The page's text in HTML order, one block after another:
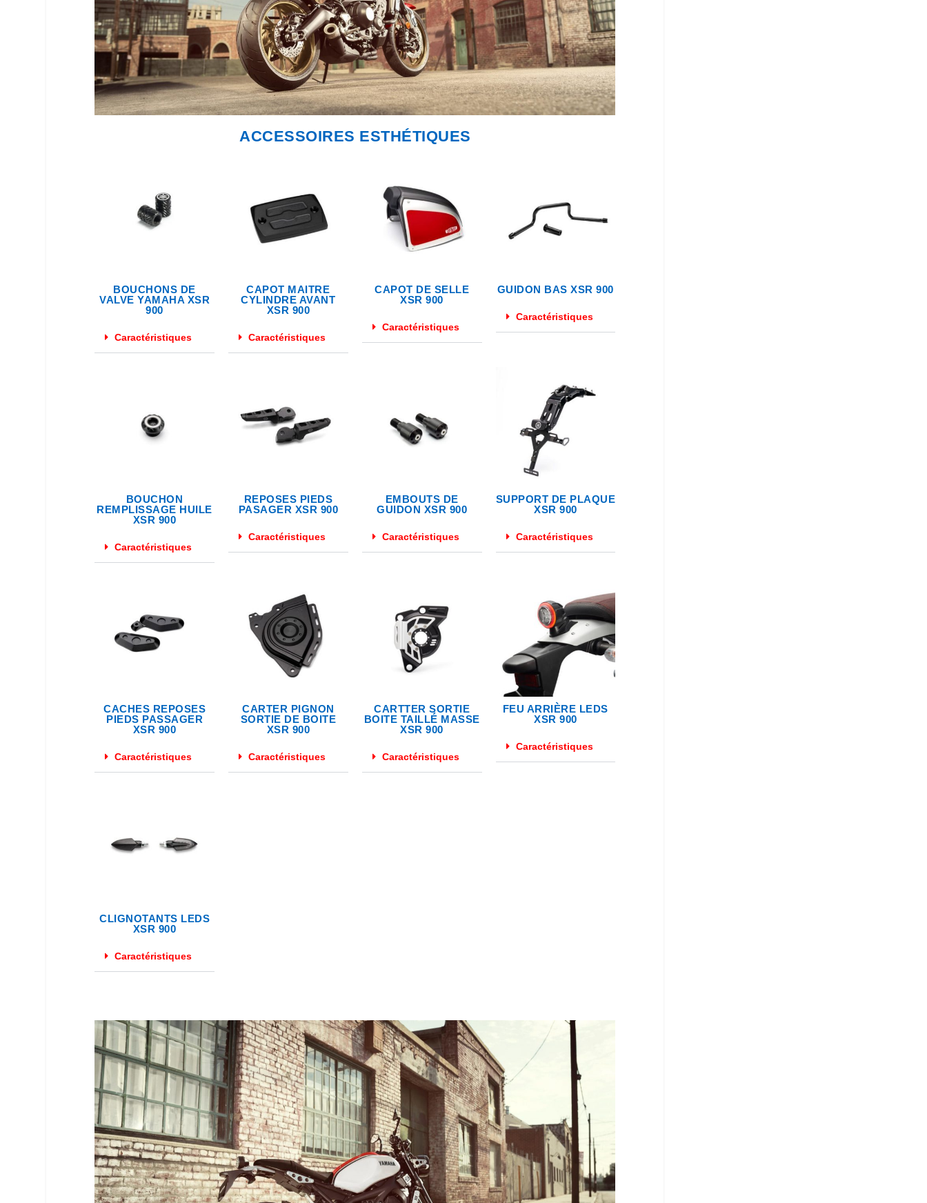
ACCESSOIRES ESTHÉTIQUES
BOUCHONS DE
VALVE YAMAHA XSR
900
Caractéristiques
CAPOT MAITRE
CYLINDRE AVANT
XSR 900
Caractéristiques
CAPOT DE SELLE
XSR 900
Caractéristiques
GUIDON BAS XSR 900
Caractéristiques
BOUCHON
REMPLISSAGE HUILE
XSR 900
Caractéristiques
REPOSES PIEDS
PASAGER XSR 900
Caractéristiques
EMBOUTS DE
GUIDON XSR 900
Caractéristiques
SUPPORT DE PLAQUE
XSR 900
Caractéristiques
CACHES REPOSES
PIEDS PASSAGER
XSR 900
Caractéristiques
CARTER PIGNON
SORTIE DE BOITE
XSR 900
Caractéristiques
CARTTER SORTIE
BOITE TAILLÉ MASSE
XSR 900
Caractéristiques
FEU ARRIÈRE LEDS
XSR 900
Caractéristiques
CLIGNOTANTS LEDS
XSR 900
Caractéristiques